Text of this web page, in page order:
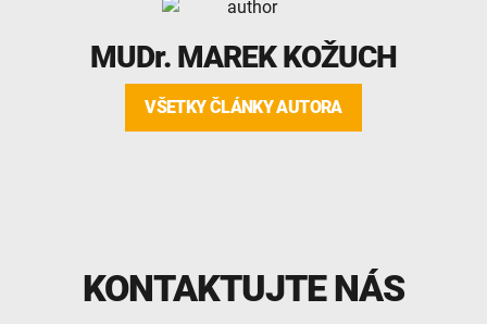
MUDr. MAREK KOŽUCH
VŠETKY ČLÁNKY AUTORA
KONTAKTUJTE NÁS